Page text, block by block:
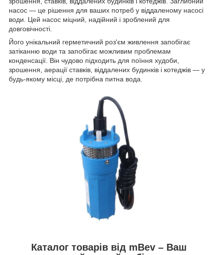
насос — це рішення для ваших потреб у віддаленому насосі
води. Цей насос міцний, надійний і зроблений для
довговічності.
Його унікальний герметичний роз'єм живлення запобігає
затіканню води та запобігає можливим проблемам
конденсації. Він чудово підходить для поїння худоби,
зрошення, аерації ставків, віддалених будинків і котеджів — у
будь-якому місці, де потрібна питна вода.
Каталог товарів від mBev – Ваш